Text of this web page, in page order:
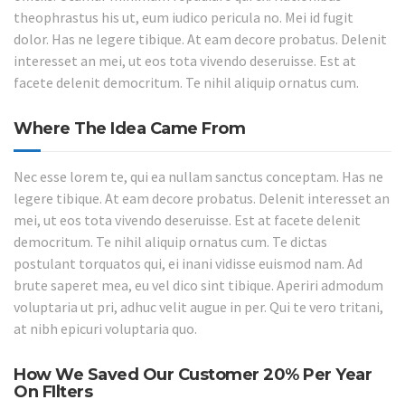
theophrastus his ut, eum iudico pericula no. Mei id fugit
dolor. Has ne legere tibique. At eam decore probatus. Delenit
interesset an mei, ut eos tota vivendo deseruisse. Est at
facete delenit democritum. Te nihil aliquip ornatus cum.
Where The Idea Came From
Nec esse lorem te, qui ea nullam sanctus conceptam. Has ne
legere tibique. At eam decore probatus. Delenit interesset an
mei, ut eos tota vivendo deseruisse. Est at facete delenit
democritum. Te nihil aliquip ornatus cum. Te dictas
postulant torquatos qui, ei inani vidisse euismod nam. Ad
brute saperet mea, eu vel dico sint tibique. Aperiri admodum
voluptaria ut pri, adhuc velit augue in per. Qui te vero tritani,
at nibh epicuri voluptaria quo.
How We Saved Our Customer 20% Per Year
On FIlters